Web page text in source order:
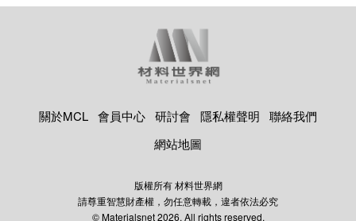
關於MCL 會員中心 研討會 隱私權聲明
聯絡我們
網站地圖
版權所有 材料世界網
請尊重智慧財產權，勿任意轉載，違者依法必究
© Materialsnet 2026. All rights reserved.